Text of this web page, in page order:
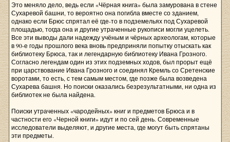
Это меняло дело, ведь если «Чёрная книга» была замурована в стене
Сухаревой башни, то вероятно она погибла вместе со зданием,
однако если Брюс спрятал её где-то в подземельях под Сухаревой
площадью, тогда она и другие утраченные рукописи могли уцелеть.
Все эти выводы дали надежду учёным и чёрных археологам, которые
в 90-е годы прошлого века вновь предприняли попытку отыскать как
библиотеку Брюса, так и легендарную библиотеку Ивана Грозного.
Согласно легендам один из этих подземных ходов, был прорыт ещё
при царствование Ивана Грозного и соединял Кремль со Сретенские
воротами, то есть, с тем самым местом, где позже была возведена
Сухарева башня. Но поиски оказались безрезультатными, ни одна из
библиотек не была найдена.
Поиски утраченных «чародейных» книг и предметов Брюса и в
частности его «Черной книги» идут и по сей день. Современные
исследователи выделяют, и другие места, где могут быть спрятаны
эти предметы.